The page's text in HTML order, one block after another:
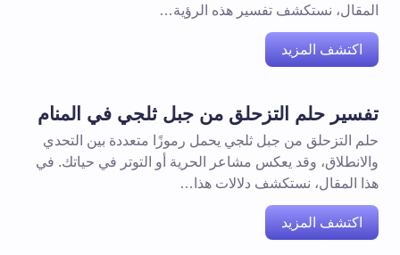
المقال، نستكشف تفسير هذه الرؤية…
اكتشف المزيد
تفسير حلم التزحلق من جبل ثلجي في المنام
حلم التزحلق من جبل ثلجي يحمل رموزًا متعددة بين التحدي
والانطلاق، وقد يعكس مشاعر الحرية أو التوتر في حياتك. في
هذا المقال، نستكشف دلالات هذا…
اكتشف المزيد